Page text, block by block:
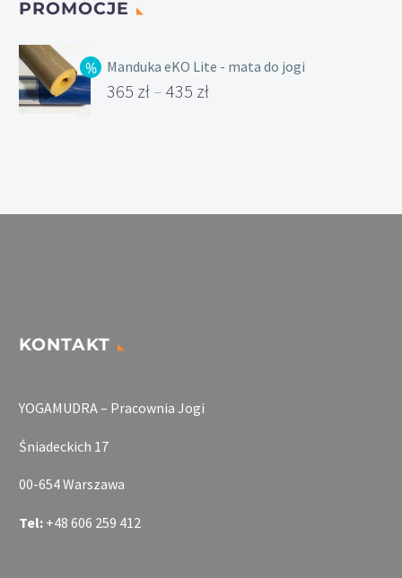
PROMOCJE
Manduka eKO Lite - mata do jogi
365 zł – 435 zł
KONTAKT
YOGAMUDRA – Pracownia Jogi
Śniadeckich 17
00-654 Warszawa
Tel: +48 606 259 412